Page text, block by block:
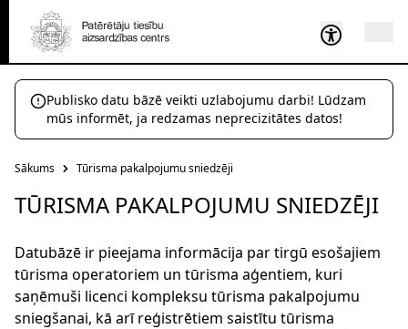
Publisko datu bāzē veikti uzlabojumu darbi! Lūdzam
mūs informēt, ja redzamas neprecizitātes datos!
Sākums Tūrisma pakalpojumu sniedzēji
TŪRISMA PAKALPOJUMU SNIEDZĒJI
Datubāzē ir pieejama informācija par tirgū esošajiem
tūrisma operatoriem un tūrisma aģentiem, kuri
saņēmuši licenci kompleksu tūrisma pakalpojumu
sniegšanai, kā arī reģistrētiem saistītu tūrisma